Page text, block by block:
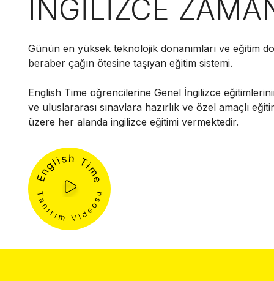
İNGİLİZCE
Günün en yüksek teknolojik donanımları ve eğitim
beraber çağın ötesine taşıyan eğitim sistemi.
English Time öğrencilerine Genel İngilizce
ve uluslararası sınavlara hazırlık ve özel amaçlı
üzere her alanda ingilizce eğitimi vermektedir.